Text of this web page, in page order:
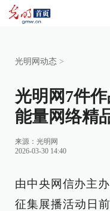
光明网动态 >
光明网7件
能量网络精
来源： 光明网
2026-03-30 14:40
由中央网信办主
征集展播活动日